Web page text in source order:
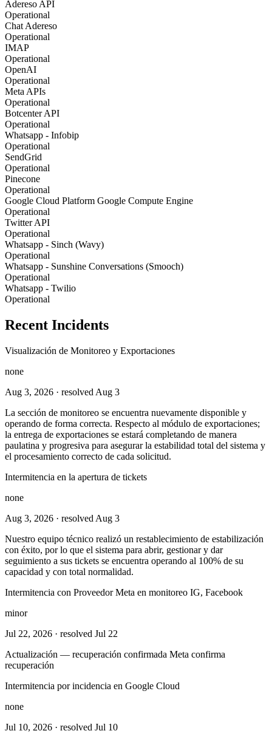
Adereso API
Operational
Chat Adereso
Operational
IMAP
Operational
OpenAI
Operational
Meta APIs
Operational
Botcenter API
Operational
Whatsapp - Infobip
Operational
SendGrid
Operational
Pinecone
Operational
Google Cloud Platform Google Compute Engine
Operational
Twitter API
Operational
Whatsapp - Sinch (Wavy)
Operational
Whatsapp - Sunshine Conversations (Smooch)
Operational
Whatsapp - Twilio
Operational
Recent Incidents
Visualización de Monitoreo y Exportaciones
none
Aug 3, 2026 · resolved Aug 3
La sección de monitoreo se encuentra nuevamente disponible y
operando de forma correcta. Respecto al módulo de exportaciones;
la entrega de exportaciones se estará completando de manera
paulatina y progresiva para asegurar la estabilidad total del sistema y
el procesamiento correcto de cada solicitud.
Intermitencia en la apertura de tickets
none
Aug 3, 2026 · resolved Aug 3
Nuestro equipo técnico realizó un restablecimiento de estabilización
con éxito, por lo que el sistema para abrir, gestionar y dar
seguimiento a sus tickets se encuentra operando al 100% de su
capacidad y con total normalidad.
Intermitencia con Proveedor Meta en monitoreo IG, Facebook
minor
Jul 22, 2026 · resolved Jul 22
Actualización — recuperación confirmada Meta confirma
recuperación
Intermitencia por incidencia en Google Cloud
none
Jul 10, 2026 · resolved Jul 10